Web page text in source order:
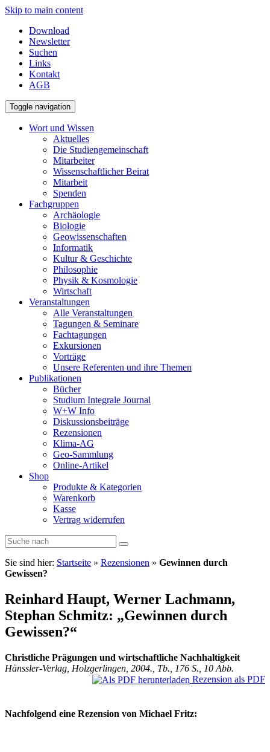
Skip to main content
Download
Newsletter
Suchen
Links
Kontakt
AGB
Toggle navigation
Wort und Wissen
Aktuelles
Die Studiengemeinschaft
Mitarbeiter
Wissenschaftlicher Beirat
Mitarbeit
Spenden
Fachgruppen
Archäologie
Biologie
Geowissenschaften
Informatik
Kultur & Geschichte
Philosophie
Physik & Kosmologie
Wirtschaft
Veranstaltungen
Alle Veranstaltungen
Tagungen & Seminare
Fachtagungen
Exkursionen
Vorträge
Unsere Referenten und ihre Themen
Publikationen
Bücher
Studium Integrale Journal
W+W Info
Diskussionsbeiträge
Rezensionen
Klima-AG
Geo-Sammlung
Online-Artikel
Shop
Produkte & Kategorien
Warenkorb
Kasse
Vertrag widerrufen
Sie sind hier: Startseite » Rezensionen » Gewinnen durch
Gewissen?
Reinhard Haupt, Werner Lachmann,
Stephan Schmitz: „Gewinnen durch
Gewissen?“
Christliche Prägungen und wirtschaftliche Nachhaltigkeit
Hänssler-Verlag, Holzgerlingen, 2004., Tb., 176 S., 10 Abb.
Rezension als PDF
Nachfolgend eine Rezension von Michael Fritz: